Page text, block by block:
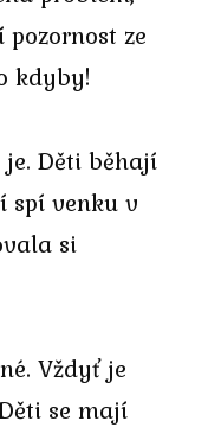
ze
kdyby!
Děti běhají
spí venku v
si
Vždyť je
se mají